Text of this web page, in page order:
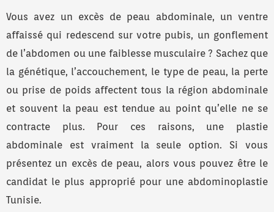
Vous avez un excès de peau abdominale, un ventre
affaissé qui redescend sur votre pubis, un gonflement
de l’abdomen ou une faiblesse musculaire ? Sachez que
la génétique, l’accouchement, le type de peau, la perte
ou prise de poids affectent tous la région abdominale
et souvent la peau est tendue au point qu’elle ne se
contracte plus. Pour ces raisons, une plastie
abdominale est vraiment la seule option. Si vous
présentez un excès de peau, alors vous pouvez être le
candidat le plus approprié pour une abdominoplastie
Tunisie.